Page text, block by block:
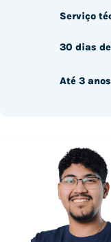
Serviço
30 dias
Até 3